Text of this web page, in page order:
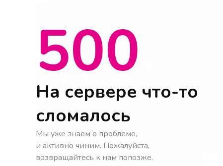
500
На сервере что-то
сломалось
Мы уже знаем о проблеме,
и активно чиним. Пожалуйста,
возвращайтесь к нам попозже.